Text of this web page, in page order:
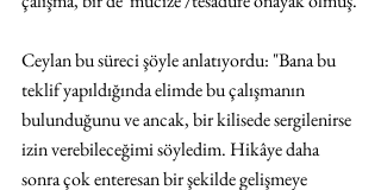
Ceylan bu süreci şöyle anlatıyordu: "Bana bu
teklif yapıldığında elimde bu çalışmanın
bulunduğunu ve ancak, bir kilisede sergilenirse
izin verebileceğimi söyledim. Hikâye daha
sonra çok enteresan bir şekilde gelişmeye